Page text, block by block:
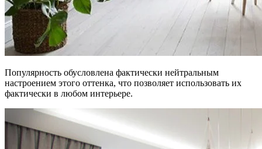
Популярность обусловлена фактически нейтральным
настроением этого оттенка, что позволяет использовать их
фактически в любом интерьере.